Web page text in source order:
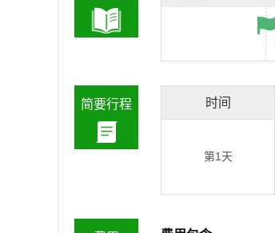
简要行程 时间
第1天